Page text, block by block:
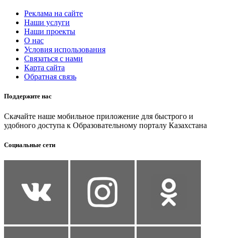
Реклама на сайте
Наши услуги
Наши проекты
О нас
Условия использования
Связаться с нами
Карта сайта
Обратная связь
Поддержите нас
Скачайте наше мобильное приложение для быстрого и
удобного доступа к Образовательному порталу Казахстана
Социальные сети